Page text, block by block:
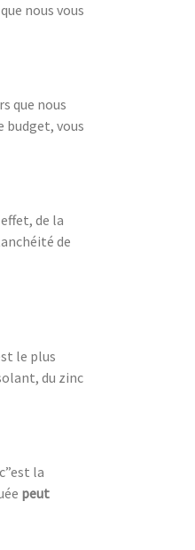
nous vous
que nous
budget, vous
de la
de
le plus
du zinc
la
peut